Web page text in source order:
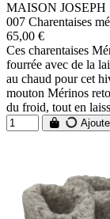
MAISON JOSEPH
007 Charentaises
65,00 €
Ces charentaises
fourrée avec de la
au chaud pour cet
mouton Mérinos
du froid, tout en